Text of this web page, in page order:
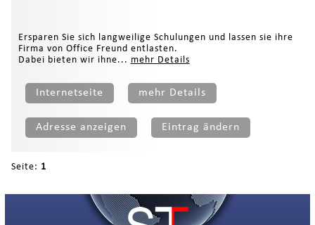
Ersparen Sie sich langweilige Schulungen und lassen sie ihre
Firma von Office Freund entlasten.
Dabei bieten wir ihne... mehr Details
Internetseite mehr Details
Adresse anzeigen Eintrag ändern
Seite: 1